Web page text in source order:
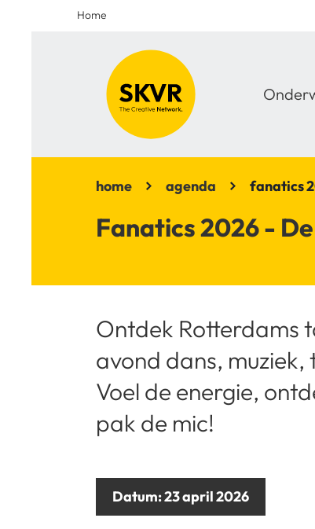
Home
home agenda fanatics
Fanatics 2026 -
Ontdek Rotterdams
avond dans,
Voel de energie,
pak de mic!
Datum:23 april 2026